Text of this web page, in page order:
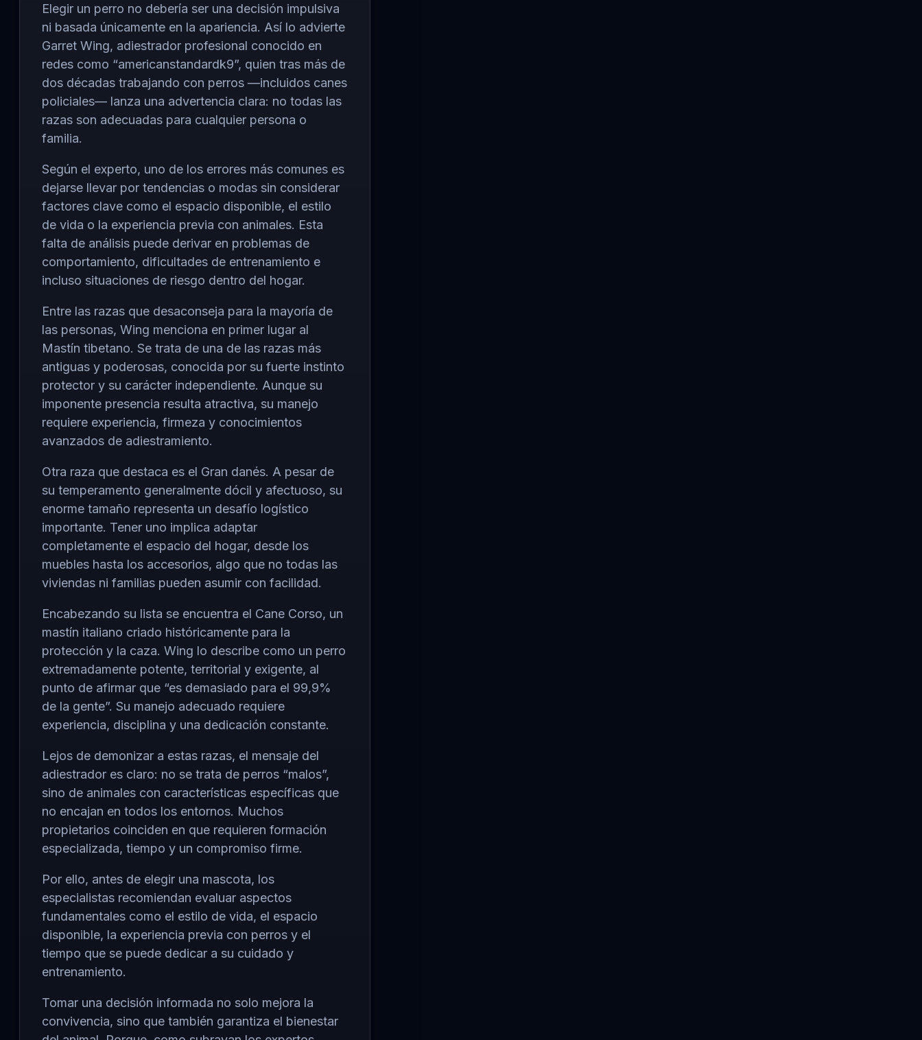
Elegir un perro no debería ser una decisión impulsiva
ni basada únicamente en la apariencia. Así lo advierte
Garret Wing, adiestrador profesional conocido en
redes como “americanstandardk9”, quien tras más de
dos décadas trabajando con perros —incluidos canes
policiales— lanza una advertencia clara: no todas las
razas son adecuadas para cualquier persona o
familia.
Según el experto, uno de los errores más comunes es
dejarse llevar por tendencias o modas sin considerar
factores clave como el espacio disponible, el estilo
de vida o la experiencia previa con animales. Esta
falta de análisis puede derivar en problemas de
comportamiento, dificultades de entrenamiento e
incluso situaciones de riesgo dentro del hogar.
Entre las razas que desaconseja para la mayoría de
las personas, Wing menciona en primer lugar al
Mastín tibetano. Se trata de una de las razas más
antiguas y poderosas, conocida por su fuerte instinto
protector y su carácter independiente. Aunque su
imponente presencia resulta atractiva, su manejo
requiere experiencia, firmeza y conocimientos
avanzados de adiestramiento.
Otra raza que destaca es el Gran danés. A pesar de
su temperamento generalmente dócil y afectuoso, su
enorme tamaño representa un desafío logístico
importante. Tener uno implica adaptar
completamente el espacio del hogar, desde los
muebles hasta los accesorios, algo que no todas las
viviendas ni familias pueden asumir con facilidad.
Encabezando su lista se encuentra el Cane Corso, un
mastín italiano criado históricamente para la
protección y la caza. Wing lo describe como un perro
extremadamente potente, territorial y exigente, al
punto de afirmar que “es demasiado para el 99,9%
de la gente”. Su manejo adecuado requiere
experiencia, disciplina y una dedicación constante.
Lejos de demonizar a estas razas, el mensaje del
adiestrador es claro: no se trata de perros “malos”,
sino de animales con características específicas que
no encajan en todos los entornos. Muchos
propietarios coinciden en que requieren formación
especializada, tiempo y un compromiso firme.
Por ello, antes de elegir una mascota, los
especialistas recomiendan evaluar aspectos
fundamentales como el estilo de vida, el espacio
disponible, la experiencia previa con perros y el
tiempo que se puede dedicar a su cuidado y
entrenamiento.
Tomar una decisión informada no solo mejora la
convivencia, sino que también garantiza el bienestar